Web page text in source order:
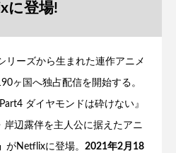
に登場!
リーズから生まれた連作アニメ
ヶ国へ独占配信を開始する。
ダイヤモンドは砕けない』
辺露伴を主人公に据えたアニ
がNetflixに登場。 2021年2月18